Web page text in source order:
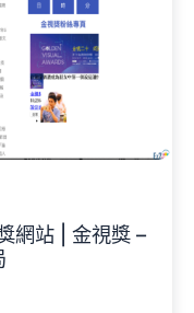
網站 | 金視獎 –